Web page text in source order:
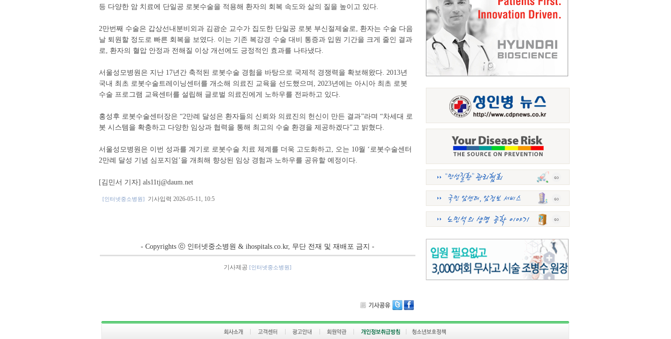
등 다양한 암 치료에 단일공 로봇수술을 적용해 환자의 회복 속도와 삶의 질을 높이고 있다.
2만번째 수술은 갑상선내분비외과 김광순 교수가 집도한 단일공 로봇 부신절제술로, 환자는 수술 다음
날 퇴원할 정도로 빠른 회복을 보였다. 이는 기존 복강경 수술 대비 통증과 입원 기간을 크게 줄인 결과
로, 환자의 혈압 안정과 전해질 이상 개선에도 긍정적인 효과를 나타냈다.
서울성모병원은 지난 17년간 축적된 로봇수술 경험을 바탕으로 국제적 경쟁력을 확보해왔다. 2013년
국내 최초 로봇수술트레이닝센터를 개소해 의료진 교육을 선도했으며, 2023년에는 아시아 최초 로봇
수술 프로그램 교육센터를 설립해 글로벌 의료진에게 노하우를 전파하고 있다.
홍성후 로봇수술센터장은 “2만례 달성은 환자들의 신뢰와 의료진의 헌신이 만든 결과”라며 “차세대 로
봇 시스템을 확충하고 다양한 임상과 협력을 통해 최고의 수술 환경을 제공하겠다”고 밝혔다.
서울성모병원은 이번 성과를 계기로 로봇수술 치료 체계를 더욱 고도화하고, 오는 10월 ‘로봇수술센터
2만례 달성 기념 심포지엄’을 개최해 향상된 임상 경험과 노하우를 공유할 예정이다.
[김민서 기자] als11tj@daum.net
[인터넷중소병원] 기사입력 2026-05-11, 10:5
- Copyrights ⓒ 인터넷중소병원 & ihospitals.co.kr, 무단 전재 및 재배포 금지 -
기사제공 [인터넷중소병원]